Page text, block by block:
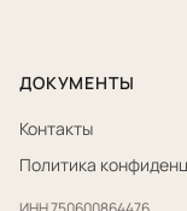
ДОКУМЕНТЫ
Контакты
Политика